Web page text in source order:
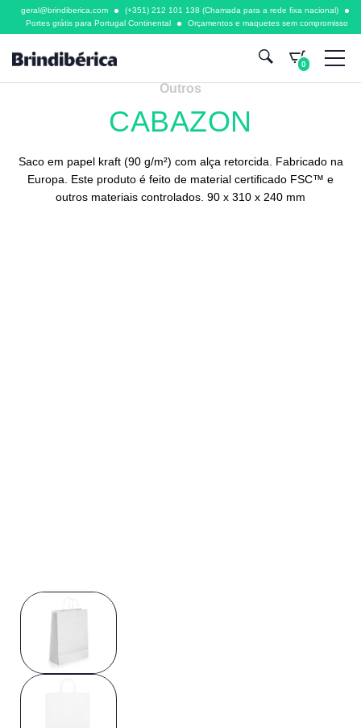
geral@brindiberica.com
(+351) 212 101 138 (Chamada para a rede fixa nacional)
Portes grátis para Portugal Continental
Orçamentos e maquetes sem compromisso
0
Outros
CABAZON
Saco em papel kraft (90 g/m²) com alça retorcida. Fabricado na
Europa. Este produto é feito de material certificado FSC™ e
outros materiais controlados. 90 x 310 x 240 mm